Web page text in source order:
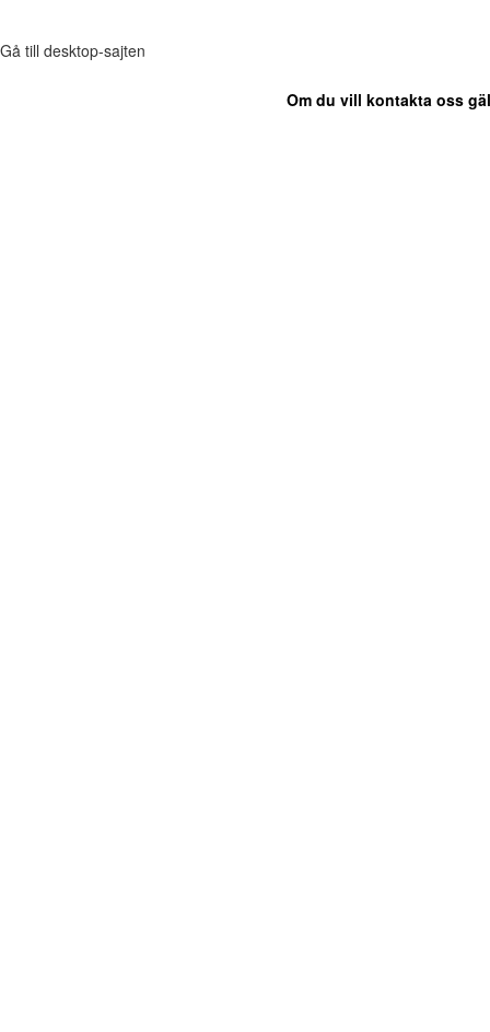
Gå till desktop-sajten
Om du vill kontakta oss